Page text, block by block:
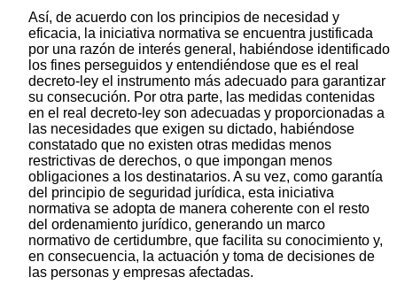
Así, de acuerdo con los principios de necesidad y
eficacia, la iniciativa normativa se encuentra justificada
por una razón de interés general, habiéndose identificado
los fines perseguidos y entendiéndose que es el real
decreto-ley el instrumento más adecuado para garantizar
su consecución. Por otra parte, las medidas contenidas
en el real decreto-ley son adecuadas y proporcionadas a
las necesidades que exigen su dictado, habiéndose
constatado que no existen otras medidas menos
restrictivas de derechos, o que impongan menos
obligaciones a los destinatarios. A su vez, como garantía
del principio de seguridad jurídica, esta iniciativa
normativa se adopta de manera coherente con el resto
del ordenamiento jurídico, generando un marco
normativo de certidumbre, que facilita su conocimiento y,
en consecuencia, la actuación y toma de decisiones de
las personas y empresas afectadas.